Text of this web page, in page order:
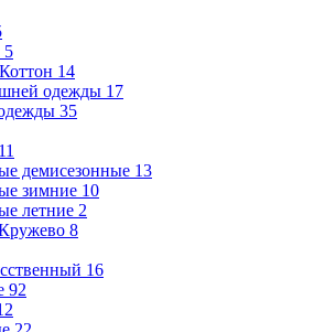
5
14
одежды 17
35
11
демисезонные 13
зимние 10
летние 2
8
16
92